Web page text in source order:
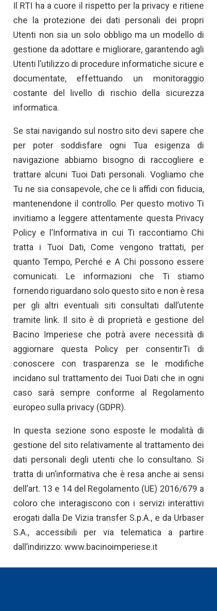
Il RTI ha a cuore il rispetto per la privacy e ritiene
che la protezione dei dati personali dei propri
Utenti non sia un solo obbligo ma un modello di
gestione da adottare e migliorare, garantendo agli
Utenti l’utilizzo di procedure informatiche sicure e
documentate, effettuando un monitoraggio
costante del livello di rischio della sicurezza
informatica.
Se stai navigando sul nostro sito devi sapere che
per poter soddisfare ogni Tua esigenza di
navigazione abbiamo bisogno di raccogliere e
trattare alcuni Tuoi Dati personali. Vogliamo che
Tu ne sia consapevole, che ce li affidi con fiducia,
mantenendone il controllo. Per questo motivo Ti
invitiamo a leggere attentamente questa Privacy
Policy e l’Informativa in cui Ti raccontiamo Chi
tratta i Tuoi Dati, Come vengono trattati, per
quanto Tempo, Perché e A Chi possono essere
comunicati. Le informazioni che Ti stiamo
fornendo riguardano solo questo sito e non è resa
per gli altri eventuali siti consultati dall’utente
tramite link. Il sito è di proprietà e gestione del
Bacino Imperiese che potrà avere necessità di
aggiornare questa Policy per consentirTi di
conoscere con trasparenza se le modifiche
incidano sul trattamento dei Tuoi Dati che in ogni
caso sarà sempre conforme al Regolamento
europeo sulla privacy (GDPR).
In questa sezione sono esposte le modalità di
gestione del sito relativamente al trattamento dei
dati personali degli utenti che lo consultano. Si
tratta di un’informativa che è resa anche ai sensi
dell’art. 13 e 14 del Regolamento (UE) 2016/679 a
coloro che interagiscono con i servizi interattivi
erogati dalla De Vizia transfer S.p.A., e da Urbaser
S.A., accessibili per via telematica a partire
dall’indirizzo: www.bacinoimperiese.it